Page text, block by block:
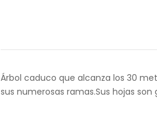
Árbol caduco que alcanza los 30
sus numerosas ramas.Sus hojas